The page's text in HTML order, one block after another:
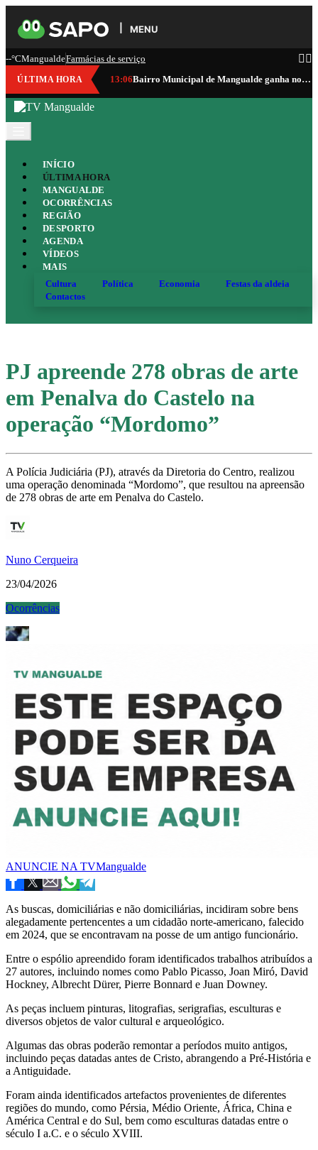
MENU
--°CMangualdeFarmácias de serviço
ÚLTIMA HORA 13:06 Bairro Municipal de Mangualde ganha nova vida após requalificação de três milhões de euros
INÍCIO
ÚLTIMA HORA
MANGUALDE
OCORRÊNCIAS
REGIÃO
DESPORTO
AGENDA
VÍDEOS
MAIS
Cultura
Política Economia
Festas da aldeia
Contactos
PJ apreende 278 obras de arte
em Penalva do Castelo na
operação “Mordomo”
A Polícia Judiciária (PJ), através da Diretoria do Centro, realizou
uma operação denominada “Mordomo”, que resultou na apreensão
de 278 obras de arte em Penalva do Castelo.
Nuno Cerqueira
23/04/2026
Ocorrências
ANUNCIE NA TVMangualde
As buscas, domiciliárias e não domiciliárias, incidiram sobre bens
alegadamente pertencentes a um cidadão norte-americano, falecido
em 2024, que se encontravam na posse de um antigo funcionário.
Entre o espólio apreendido foram identificados trabalhos atribuídos a
27 autores, incluindo nomes como Pablo Picasso, Joan Miró, David
Hockney, Albrecht Dürer, Pierre Bonnard e Juan Downey.
As peças incluem pinturas, litografias, serigrafias, esculturas e
diversos objetos de valor cultural e arqueológico.
Algumas das obras poderão remontar a períodos muito antigos,
incluindo peças datadas antes de Cristo, abrangendo a Pré-História e
a Antiguidade.
Foram ainda identificados artefactos provenientes de diferentes
regiões do mundo, como Pérsia, Médio Oriente, África, China e
América Central e do Sul, bem como esculturas datadas entre o
século I a.C. e o século XVIII.